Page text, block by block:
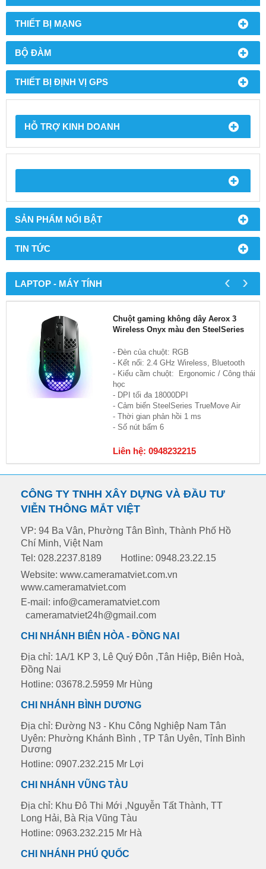
THIẾT BỊ MẠNG
BỘ ĐÀM
THIẾT BỊ ĐỊNH VỊ GPS
HỖ TRỢ KINH DOANH
SẢN PHẨM NỔI BẬT
TIN TỨC
LAPTOP - MÁY TÍNH
Chuột gaming không dây Aerox 3
Wireless Onyx màu đen SteelSeries
- Đèn của chuột: RGB
- Kết nối: 2.4 GHz Wireless, Bluetooth
- Kiểu cầm chuột: Ergonomic / Công thái
học
- DPI tối đa 18000DPI
- Cảm biến SteelSeries TrueMove Air
- Thời gian phản hồi 1 ms
- Số nút bấm 6
Liên hệ: 0948232215
‹ ›
CÔNG TY TNHH XÂY DỰNG VÀ ĐẦU TƯ
VIỄN THÔNG MẮT VIỆT
VP: 94 Ba Vân, Phường Tân Bình, Thành Phố Hồ
Chí Minh, Việt Nam
Tel: 028.2237.8189
Hotline: 0948.23.22.15
Website: www.cameramatviet.com.vn
www.cameramatviet.com
E-mail: info@cameramatviet.com
cameramatviet24h@gmail.com
CHI NHÁNH BIÊN HÒA - ĐỒNG NAI
Địa chỉ: 1A/1 KP 3, Lê Quý Đôn ,Tân Hiệp, Biên Hoà,
Đồng Nai
Hotline: 03678.2.5959 Mr Hùng
CHI NHÁNH BÌNH DƯƠNG
Địa chỉ: Đường N3 - Khu Công Nghiệp Nam Tân
Uyên: Phường Khánh Bình , TP Tân Uyên, Tỉnh Bình
Dương
Hotline: 0907.232.215 Mr Lợi
CHI NHÁNH VŨNG TÀU
Địa chỉ: Khu Đô Thi Mới ,Nguyễn Tất Thành, TT
Long Hải, Bà Rịa Vũng Tàu
Hotline: 0963.232.215 Mr Hà
CHI NHÁNH PHÚ QUỐC